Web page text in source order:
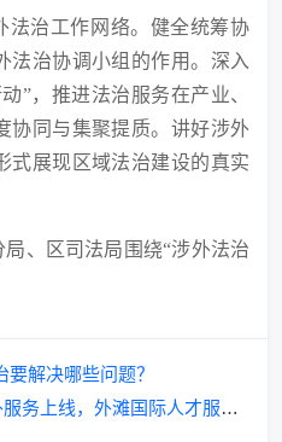
法治工作网络。健全统筹协
法治协调小组的作用。深入
”，推进法治服务在产业、
协同与集聚提质。讲好涉外
式展现区域法治建设的真实
局、区司法局围绕“涉外法治
解决哪些问题？
务上线，外滩国际人才服务